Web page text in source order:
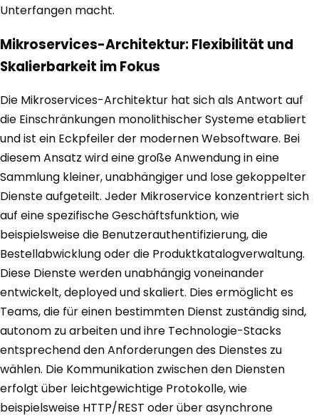
Unterfangen macht.
Mikroservices-Architektur: Flexibilität und
Skalierbarkeit im Fokus
Die Mikroservices-Architektur hat sich als Antwort auf
die Einschränkungen monolithischer Systeme etabliert
und ist ein Eckpfeiler der modernen Websoftware. Bei
diesem Ansatz wird eine große Anwendung in eine
Sammlung kleiner, unabhängiger und lose gekoppelter
Dienste aufgeteilt. Jeder Mikroservice konzentriert sich
auf eine spezifische Geschäftsfunktion, wie
beispielsweise die Benutzerauthentifizierung, die
Bestellabwicklung oder die Produktkatalogverwaltung.
Diese Dienste werden unabhängig voneinander
entwickelt, deployed und skaliert. Dies ermöglicht es
Teams, die für einen bestimmten Dienst zuständig sind,
autonom zu arbeiten und ihre Technologie-Stacks
entsprechend den Anforderungen des Dienstes zu
wählen. Die Kommunikation zwischen den Diensten
erfolgt über leichtgewichtige Protokolle, wie
beispielsweise HTTP/REST oder über asynchrone